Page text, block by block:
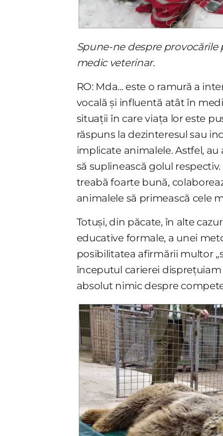
Spune-ne despre provocările
medic veterinar.
RO: Mda... este o ramură a
vocală și influentă atât în
situații în care viața lor este
răspuns la dezinteresul sau
implicate animalele. Astfel,
să suplinească golul
treabă foarte bună,
animalele să primească cele
Totuși, din păcate, în alte
educative formale, a unei
posibilitatea afirmării multor
începutul carierei
absolut nimic despre